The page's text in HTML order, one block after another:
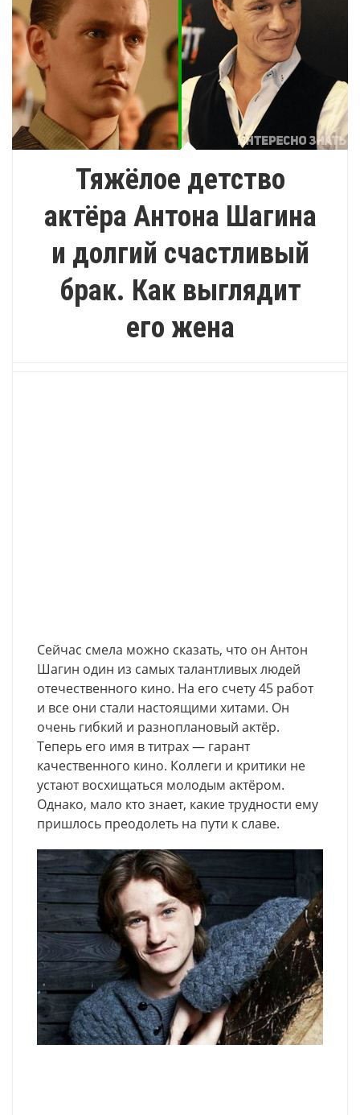
Тяжёлое детство
актёра Антона Шагина
и долгий счастливый
брак. Как выглядит
его жена
Сейчас смела можно сказать, что он Антон
Шагин один из самых талантливых людей
отечественного кино. На его счету 45 работ
и все они стали настоящими хитами. Он
очень гибкий и разноплановый актёр.
Теперь его имя в титрах — гарант
качественного кино. Коллеги и критики не
устают восхищаться молодым актёром.
Однако, мало кто знает, какие трудности ему
пришлось преодолеть на пути к славе.